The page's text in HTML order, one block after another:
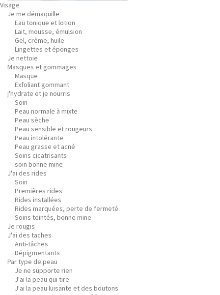
Visage
Je me démaquille
Eau tonique et lotion
Lait, mousse, émulsion
Gel, crème, huile
Lingettes et éponges
Je nettoie
Masques et gommages
Masque
Exfoliant gommant
j'hydrate et je nourris
Soin
Peau normale à mixte
Peau sèche
Peau sensible et rougeurs
Peau intolérante
Peau grasse et acné
Soins cicatrisants
soin bonne mine
J'ai des rides
Soin
Premières rides
Rides installées
Rides marquées, perte de fermeté
Soins teintés, bonne mine
Je rougis
J'ai des taches
Anti-tâches
Dépigmentants
Par type de peau
Je ne supporte rien
J'ai la peau qui tire
J'ai la peau luisante et des boutons